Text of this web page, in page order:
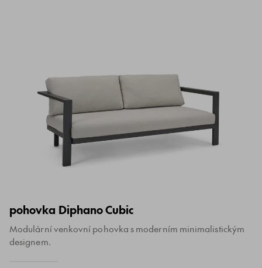
pohovka Diphano Cubic
Modulární venkovní pohovka s moderním minimalistickým
designem.